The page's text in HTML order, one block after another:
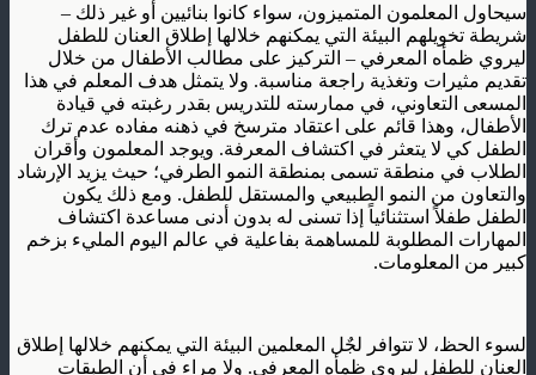
سيحاول المعلمون المتميزون، سواء كانوا بنائيين أو غير ذلك –
شريطة تخويلهم البيئة التي يمكنهم خلالها إطلاق العنان للطفل
ليروي ظمأه المعرفي – التركيز على مطالب الأطفال من خلال
تقديم مثيرات وتغذية راجعة مناسبة. ولا يتمثل هدف المعلم في هذا
المسعى التعاوني، في ممارسته للتدريس بقدر رغبته في قيادة
الأطفال، وهذا قائم على اعتقاد مترسخ في ذهنه مفاده عدم ترك
الطفل كي لا يتعثر في اكتشاف المعرفة. ويوجد المعلمون وأقران
الطلاب في منطقة تسمى بمنطقة النمو الطرفي؛ حيث يزيد الإرشاد
والتعاون من النمو الطبيعي والمستقل للطفل. ومع ذلك يكون
الطفل طفلاً استثنائياً إذا تسنى له بدون أدنى مساعدة اكتشاف
المهارات المطلوبة للمساهمة بفاعلية في عالم اليوم المليء بزخم
كبير من المعلومات.
لسوء الحظ، لا تتوافر لجٌل المعلمين البيئة التي يمكنهم خلالها إطلاق
العنان للطفل ليروي ظمأه المعرفي. ولا مراء في أن الطبقات